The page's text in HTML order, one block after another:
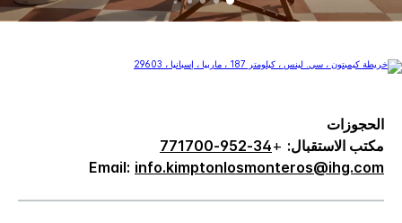
الحجوزات
مكتب الاستقبال: +
34-952-771700
Email: info.kimptonlosmonteros@ihg.com